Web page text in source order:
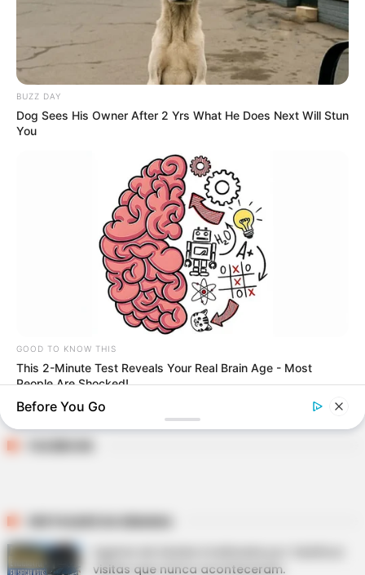
FALE CONOSCO
Nome
E-mail*
DESTAQUES
FACEBOOK
DESTAQUES DA SEMANA
visitas que nunca aconteceram.
BUZZ DAY
Dog Sees His Owner After 2 Yrs What He Does Next Will Stun
You
GOOD TO KNOW THIS
This 2-Minute Test Reveals Your Real Brain Age - Most
People Are Shocked!
Before You Go